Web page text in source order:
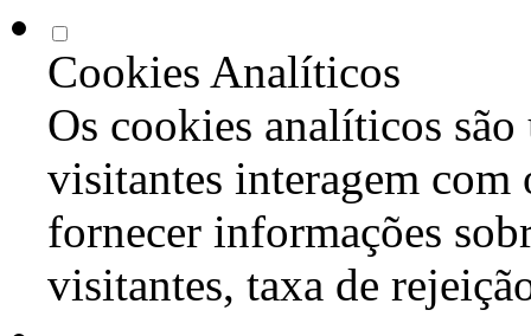
Cookies Analíticos
Os cookies analíticos são
visitantes interagem com
fornecer informações
visitantes, taxa de